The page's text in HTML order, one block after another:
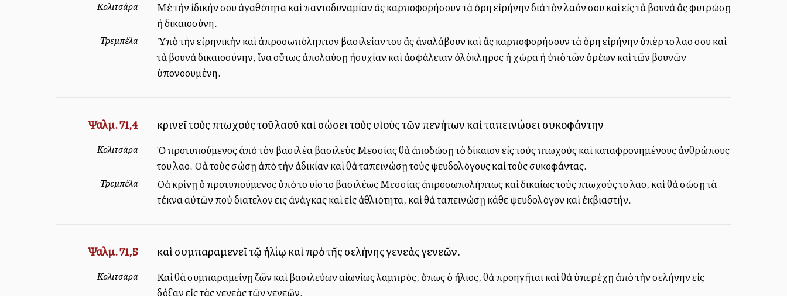
Κολιτσάρα
Μὲ τὴν ἰδικήν σου ἀγαθότητα καὶ παντοδυναμίαν ἂς καρποφορήσουν τὰ ὄρη εἰρήνην διὰ τὸν λαόν σου καὶ εἰς τὰ βουνὰ ἂς φυτρώσῃ
ἡ δικαιοσύνη.
Τρεμπέλα
Ὑπὸ τὴν εἰρηνικὴν καὶ ἀπροσωπόληπτον βασιλείαν του ἂς ἀναλάβουν καὶ ἂς καρποφορήσουν τὰ ὄρη εἰρήνην ὑπὲρ τοῦ λαοῦ σου καὶ
τὰ βουνὰ δικαιοσύνην, ἵνα οὕτως ἀπολαύσῃ ἡσυχίαν καὶ ἀσφάλειαν ὁλόκληρος ἡ χώρα ἡ ὑπὸ τῶν ὀρέων καὶ τῶν βουνῶν
ὑπονοουμένη.
Ψαλμ. 71,4 κρινεῖ τοὺς πτωχοὺς τοῦ λαοῦ καὶ σώσει τοὺς υἱοὺς τῶν πενήτων καὶ ταπεινώσει συκοφάντην
Κολιτσάρα
Ὁ προτυπούμενος ἀπὸ τὸν βασιλέα βασιλεὺς Μεσσίας θὰ ἀποδώσῃ τὸ δίκαιον εἰς τοὺς πτωχοὺς καὶ καταφρονημένους ἀνθρώπους
του λαοῦ. Θὰ τοὺς σώσῃ ἀπὸ τὴν ἀδικίαν καὶ θὰ ταπεινώσῃ τοὺς ψευδολόγους καὶ τοὺς συκοφάντας.
Τρεμπέλα
Θὰ κρίνῃ ὁ προτυπούμενος ὑπὸ το υἱοῦ τοῦ βασιλέως Μεσσίας ἀπροσωπολήπτως καὶ δικαίως τοὺς πτωχοὺς τοῦ λαοῦ, καὶ θὰ σώσῃ τὰ
τέκνα αὐτῶν ποὺ διατελοῦν εις ἀνάγκας καὶ εἰς ἀθλιότητα, καὶ θὰ ταπεινώσῃ κάθε ψευδολόγον καὶ ἐκβιαστήν.
Ψαλμ. 71,5 καὶ συμπαραμενεῖ τῷ ἡλίῳ καὶ πρὸ τῆς σελήνης γενεὰς γενεῶν.
Κολιτσάρα
Καὶ θὰ συμπαραμείνῃ ζῶν καὶ βασιλεύων αἰωνίως λαμπρός, ὅπως ὁ ἥλιος, θὰ προηγῆται καὶ θὰ ὑπερέχῃ ἀπὸ τὴν σελήνην εἰς
δόξαν εἰς τὰς γενεὰς τῶν γενεῶν.